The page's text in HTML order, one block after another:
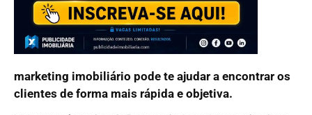
marketing imobiliário pode te ajudar a encontrar os
clientes de forma mais rápida e objetiva.